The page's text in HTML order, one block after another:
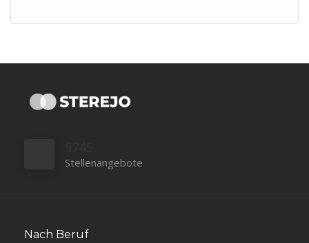
Stellenangebote
Nach Beruf